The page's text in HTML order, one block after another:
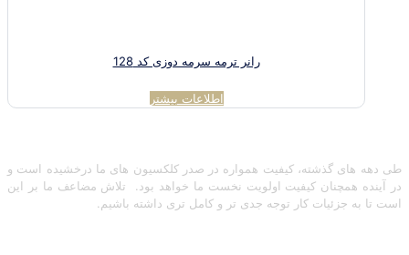
رانر ترمه سرمه دوزی کد 128
اطلاعات بیشتر
طی دهه های گذشته، کیفیت همواره در صدر کلکسیون های ما درخشیده است و
در آینده همچنان کیفیت اولویت نخست ما خواهد بود. تلاش مضاعف ما بر این
است تا به جزئیات کار توجه جدی تر و کامل تری داشته باشیم.